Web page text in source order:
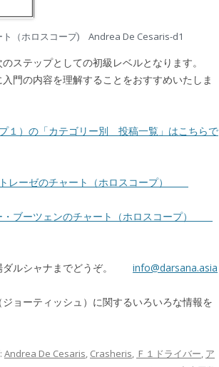
（ホロスコープ) Andrea De Cesaris-d1
ステップとしての初級レベルとなります。
の内容を理解することをおすすめいたしま
１）の「カテゴリー別 投稿一覧」はこちらで
レーゼのチャート（ホロスコープ）
・ブーツェンのチャート（ホロスコープ）
ダルシャナまでどうぞ。 info@darsana.asia
ョーティッシュ）に関するいろいろな情報を
Andrea De Cesaris Crasheris Ｆ１ドライバー ア